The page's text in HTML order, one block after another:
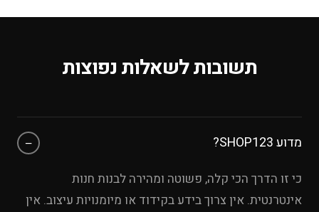
תשובות לשאלות נפוצות
מדוע SHOP123? −
כי זו הדרך הכי קלה, פשוטה ומהירה לבנות חנות
אינטרנטית. אין צרוך בידע בקידוד או מיומנויות עיצוב. אין